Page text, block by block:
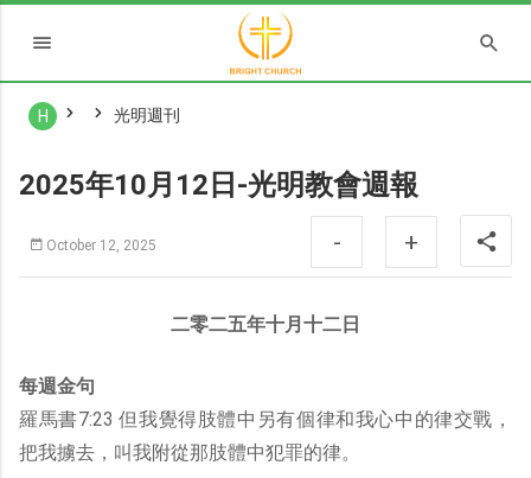
H 光明週刊
2025年10月12日-光明教會週報
October 12, 2025 - +
二零二五年十月十二日
每週金句
羅馬書7:23 但我覺得肢體中另有個律和我心中的律交戰，
把我擄去，叫我附從那肢體中犯罪的律。